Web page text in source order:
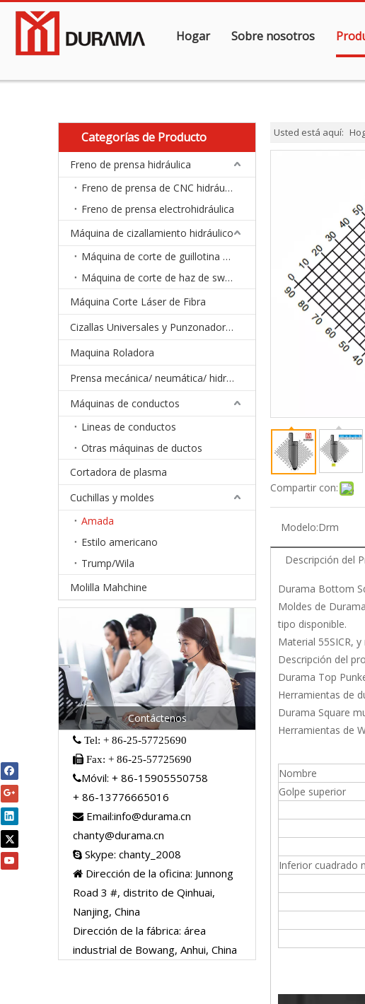
Hogar Sobre nosotros
Categorías de Producto
Freno de prensa hidráulica
Freno de prensa de CNC hidráulico
Freno de prensa electrohidráulica
Máquina de cizallamiento hidráulico
Máquina de corte de guillotina hidráulica
Máquina de corte de haz de swing hidráulico
Máquina Corte Láser de Fibra
Cizallas Universales y Punzonadoras Hidráulicas
Maquina Roladora
Prensa mecánica/ neumática/ hidráulica
Máquinas de conductos
Lineas de conductos
Otras máquinas de ductos
Cortadora de plasma
Cuchillas y moldes
Amada
Estilo americano
Trump/Wila
Molilla Mahchine
Contáctenos
 Tel: + 86-25-57725690
 Fax: + 86-25-57725690
Móvil: + 86-15905550758
+ 86-13776665016
 Email:info@durama.cn
chanty@durama.cn
 Skype: chanty_2008
 Dirección de la oficina: Junnong
Road 3 #, distrito de Qinhuai,
Nanjing, China
Dirección de la fábrica: área
industrial de Bowang, Anhui, China
Usted está aquí:
Compartir con:
Modelo:Drm
Descripción del
Durama Bottom
Moldes de
tipo disponible.
Material 55SICR,
Descripción del
Durama Top
Herramientas de
Durama Square
Herramientas de
Nombre
Golpe superior
Inferior cuadrado